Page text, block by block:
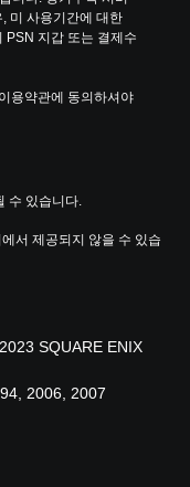
미 사용기간에 대한
PSN 지갑 또는 결제수
용약관에 동의하셔야
수 있습니다.
서 제공되지 않을 수 있습
SQUARE ENIX
2006, 2007